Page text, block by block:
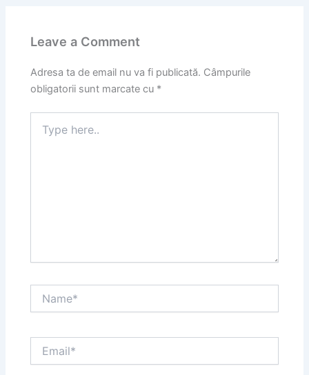
Leave a Comment
Adresa ta de email nu va fi publicată. Câmpurile
obligatorii sunt marcate cu *
here..